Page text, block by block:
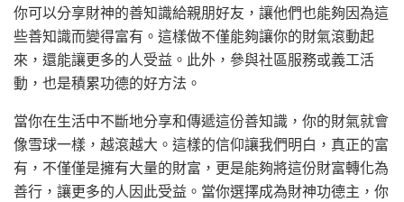
你可以分享財神的善知識給親朋好友，讓他們也能夠因為這
些善知識而變得富有。這樣做不僅能夠讓你的財氣滾動起
來，還能讓更多的人受益。此外，參與社區服務或義工活
動，也是積累功德的好方法。
當你在生活中不斷地分享和傳遞這份善知識，你的財氣就會
像雪球一樣，越滾越大。這樣的信仰讓我們明白，真正的富
有，不僅僅是擁有大量的財富，更是能夠將這份財富轉化為
善行，讓更多的人因此受益。當你選擇成為財神功德主，你